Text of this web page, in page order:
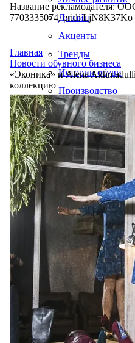
Дизайн
Акценты
Тренды
Истории обуви
Производство
Название рекламодателя:
7703335074, erid: LjN8K37Ko
Главная
Новости обувного бизнеса
«Эконика» и Alena
коллекцию